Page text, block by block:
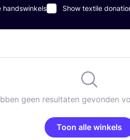
handswinkels Show textile
geen resultaten gevonden
Toon alle winkels